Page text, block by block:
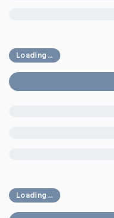
Loading...
Loading...